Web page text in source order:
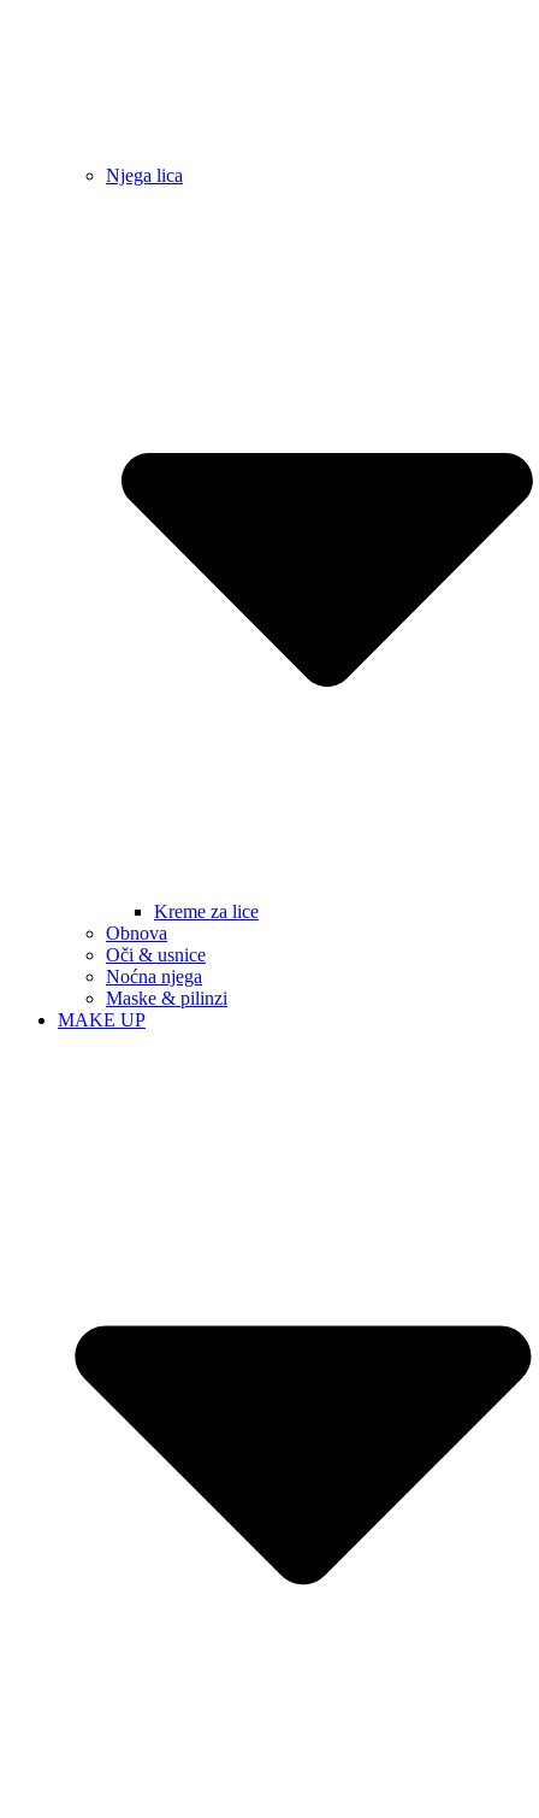
Njega lica
Kreme za lice
Obnova
Oči & usnice
Noćna njega
Maske & pilinzi
MAKE UP